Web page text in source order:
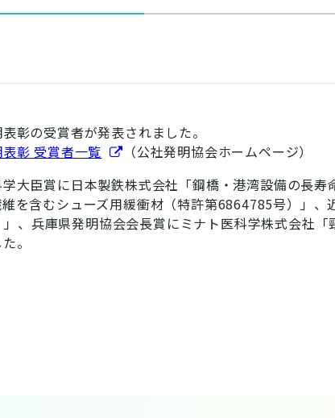
彰の受賞者が発表されました。
彰 受賞者一覧
（公社発明協会ホームページ）
大臣賞に日本製鉄株式会社「鋼橋・港湾設備の長
を含むシューズ用緩衝材（特許第6864785号）」
、兵庫県発明協会会長賞にミナト医科学株式会社
。